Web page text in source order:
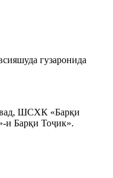
гузаронида
ШСХК «Барқи
и Барқи Тоҷик».